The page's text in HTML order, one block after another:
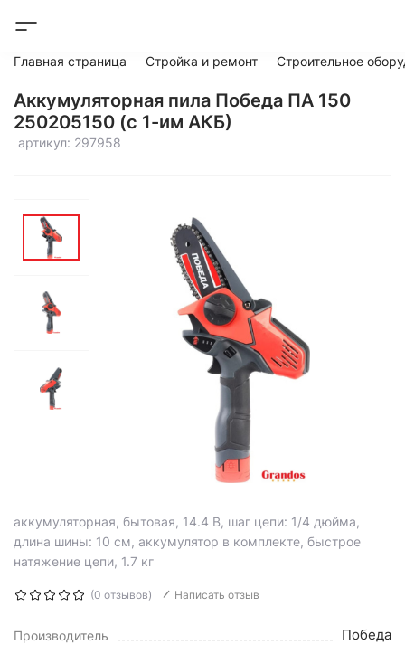
Главная страница Стройка и ремонт Строительное
Аккумуляторная пила Победа ПА 150
250205150 (с 1-им АКБ)
артикул: 297958
аккумуляторная, бытовая, 14.4 В, шаг цепи: 1/4 дюйма,
длина шины: 10 см, аккумулятор в комплекте, быстрое
натяжение цепи, 1.7 кг
(0 отзывов) Написать отзыв
Производитель Победа